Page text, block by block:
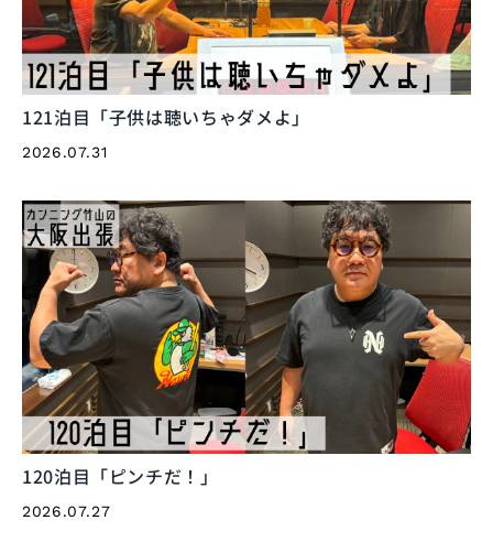
121泊目「子供は聴いちゃダメよ」
2026.07.31
120泊目「ピンチだ！」
2026.07.27